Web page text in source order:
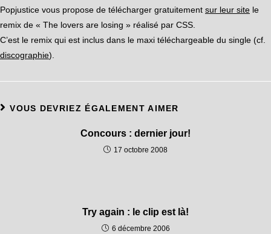
Popjustice vous propose de télécharger gratuitement sur leur site le
remix de « The lovers are losing » réalisé par CSS.
C’est le remix qui est inclus dans le maxi téléchargeable du single (cf.
discographie).
VOUS DEVRIEZ ÉGALEMENT AIMER
Concours : dernier jour!
17 octobre 2008
Try again : le clip est là!
6 décembre 2006